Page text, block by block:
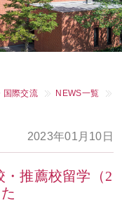
国際交流 NEWS一覧
2023年01月10日
・推薦校留学（2